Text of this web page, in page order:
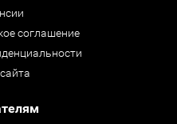
соглашение